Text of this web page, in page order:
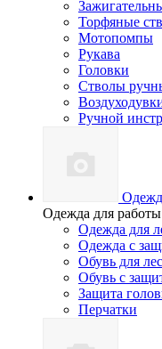
Торфяные
Мотопомпы
Рукава
Головки
Стволы
Ручной
Одежда для работы
Одежда для
Одежда с
Обувь для
Обувь с
Защита
Перчатки